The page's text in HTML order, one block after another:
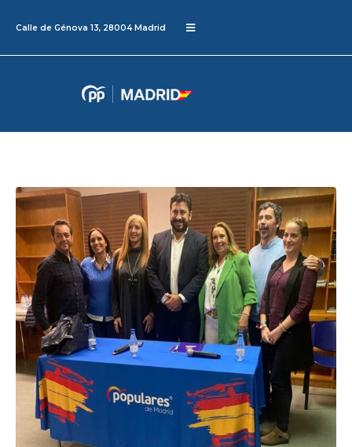
Calle de Génova 13, 28004 Madrid